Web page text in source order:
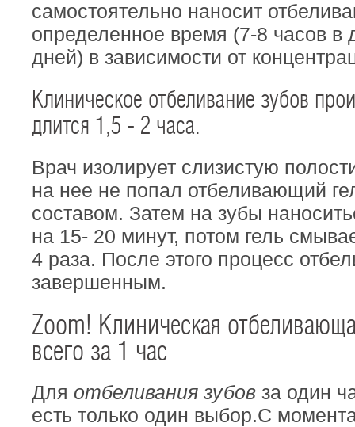
самостоятельно наносит
определенное время (7-8 часов в
дней) в зависимости от
Клиническое отбеливание зубов
длится 1,5 - 2 часа.
Врач изолирует слизистую
на нее не попал отбеливающий
составом. Затем на зубы
на 15- 20 минут, потом гель
4 раза. После этого процесс
завершенным.
Zoom! Клиническая
всего за 1 час
Для отбеливания зубов за один
есть только один выбор.С